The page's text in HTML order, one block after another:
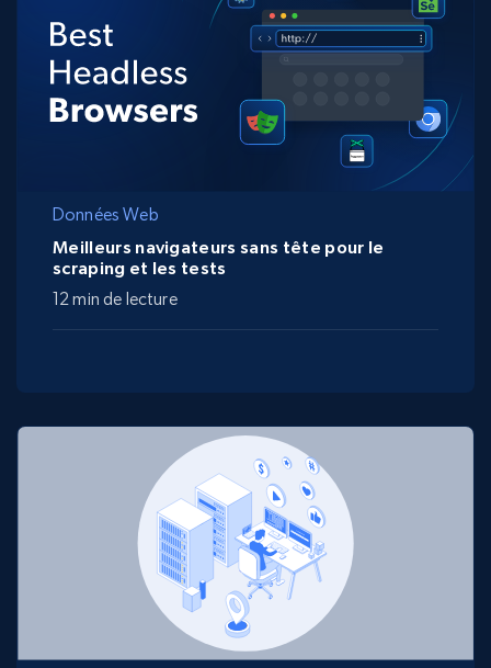
Données Web
Meilleurs navigateurs sans tête pour le
scraping et les tests
12 min de lecture